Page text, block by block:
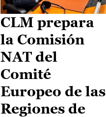
CLM prepara
la Comisión
NAT del
Comité
Europeo de las
Regiones de